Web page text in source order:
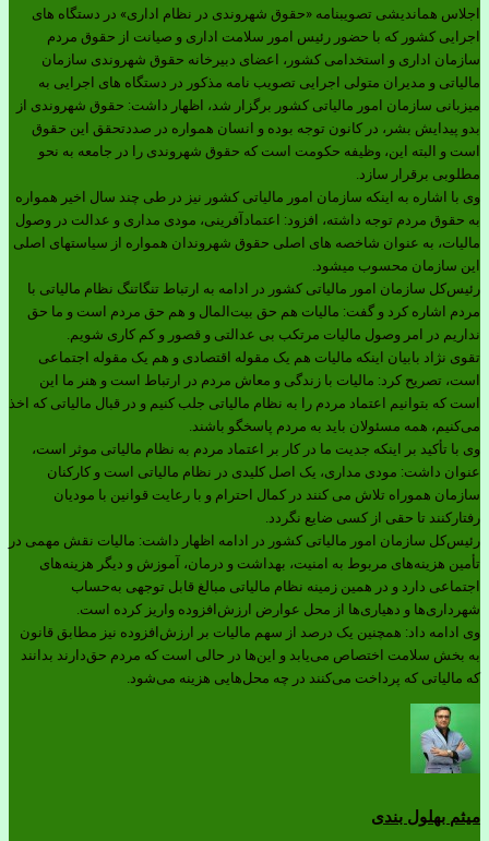
اجلاس هم‏اندیشی تصویب‏نامه «حقوق شهروندی در نظام اداری» در دستگاه های
اجرایی کشور که با حضور رئیس امور سلامت اداری و صیانت از حقوق مردم
سازمان اداری و استخدامی کشور، اعضای دبیرخانه حقوق شهروندی سازمان
مالیاتی و مدیران متولی اجرایی تصویب نامه مذکور در دستگاه های اجرایی به
میزبانی سازمان امور مالیاتی کشور برگزار شد، اظهار داشت: حقوق شهروندی از
بدو پیدایش بشر، در کانون توجه بوده و انسان همواره در صددتحقق این حقوق
است و البته این، وظیفه حکومت است که حقوق شهروندی را در جامعه به نحو
مطلوبی برقرار سازد.
وی با اشاره به اینکه سازمان امور مالیاتی کشور نیز در طی چند سال اخیر همواره
به حقوق مردم توجه داشته، افزود: اعتمادآفرینی، مودی مداری و عدالت در وصول
مالیات، به عنوان شاخصه های اصلی حقوق شهروندان همواره از سیاست‏های اصلی
این سازمان محسوب می‏شود.
رئیس‌کل سازمان امور مالیاتی کشور در ادامه به ارتباط تنگاتنگ نظام مالیاتی با
مردم اشاره کرد و گفت: مالیات هم حق بیت‌المال و هم حق مردم است و ما حق
نداریم در امر وصول مالیات مرتکب بی عدالتی و قصور و کم کاری شویم.
تقوی نژاد بابیان اینکه مالیات هم یک مقوله اقتصادی و هم یک مقوله اجتماعی
است، تصریح کرد: مالیات با زندگی و معاش مردم در ارتباط است و هنر ما این
است که بتوانیم اعتماد مردم را به نظام مالیاتی جلب کنیم و در قبال مالیاتی که اخذ
می‌کنیم، همه مسئولان باید به مردم پاسخگو باشند.
وی با تأکید بر اینکه جدیت ما در کار بر اعتماد مردم به نظام مالیاتی موثر است،
عنوان داشت: مودی مداری، یک اصل کلیدی در نظام مالیاتی است و کارکنان
سازمان هموراه تلاش می کنند در کمال احترام و با رعایت قوانین با مودیان
رفتارکنند تا حقی از کسی ضایع نگردد.
رئیس‌کل سازمان امور مالیاتی کشور در ادامه اظهار داشت: مالیات نقش مهمی در
تأمین هزینه‌های مربوط به امنیت، بهداشت و درمان، آموزش و دیگر هزینه‌های
اجتماعی دارد و در همین زمینه نظام مالیاتی مبالغ قابل توجهی به‌حساب
شهرداری‌ها و دهیاری‌ها از محل عوارض ارزش‌افزوده واریز کرده است.
وی ادامه داد: همچنین یک درصد از سهم مالیات بر ارزش‌افزوده نیز مطابق قانون
به بخش سلامت اختصاص می‌یابد و این‌ها در حالی است که مردم حق‌دارند بدانند
که مالیاتی که پرداخت می‌کنند در چه محل‌هایی هزینه می‌شود.
میثم بهلول بندی